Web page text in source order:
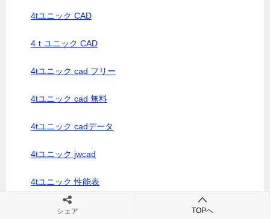
4tユニック CAD
4ｔユニック CAD
4tユニック cad フリー
4tユニック cad 無料
4tユニック cadデータ
4tユニック jwcad
4tユニック 性能表
4tユニック 性能表 ユニック
シェア TOPへ